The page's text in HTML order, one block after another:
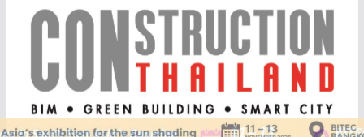
รับมือแผ่นดินไหว
TITLE เผยรายได้ครึ่งปีแรก’69 มากกว่า 2,000 ล้านบาท
เติบโต 377% ชี้ดีมานด์ภูเก็ตยังแกร่ง
BCT Expo 2026 ชูแนวคิด “Empowering Net Zero in
Construction & Mining” ขับเคลื่อนอุตสาหกรรม
ก่อสร้างและเหมืองแร่สู่สังคมคาร์บอนต่ำอย่างยั่งยืน
ลลิล พร็อพเพอร์ตี้ ก้าวสู่ปีที่ 40 ยึดลูกค้าเป็นศูนย์กลาง
เดินหน้าสร้างการเติบโตอย่างยั่งยืน